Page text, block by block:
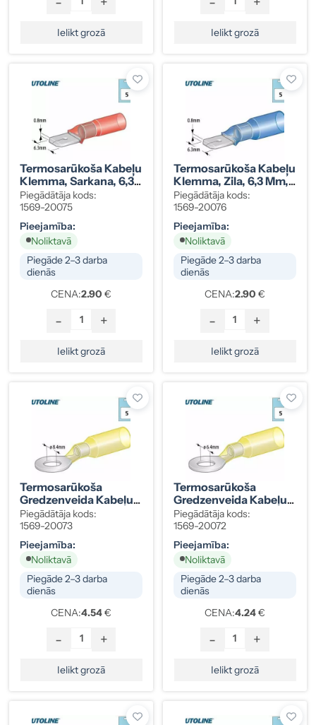
Ielikt grozā Ielikt grozā
Termosarūkoša Kabeļu
Klemma, Sarkana, 6,3
Mm, 0,5–1,5 Mm², 5
Gab.
Piegādātāja kods:
1569-20075
Pieejamība:
Noliktavā
Piegāde 2–3 darba
dienās
CENA:2.90 €
- +
Ielikt grozā
Termosarūkoša Kabeļu
Klemma, Zila, 6,3 Mm,
1,5–2,5 Mm², 5 Gab.
Piegādātāja kods:
1569-20076
Pieejamība:
Noliktavā
Piegāde 2–3 darba
dienās
CENA:2.90 €
- +
Ielikt grozā
Termosarūkoša
Gredzenveida Kabeļu
Klemma, Dzeltena,
Ø8,4 Mm (M8), 3,0–6,0
Mm², 5 Gab.
Piegādātāja kods:
1569-20073
Pieejamība:
Noliktavā
Piegāde 2–3 darba
dienās
CENA:4.54€
- +
Ielikt grozā
Termosarūkoša
Gredzenveida Kabeļu
Klemma, Dzeltena,
Ø6,4 Mm (M6), 3,0–6,0
Mm², 5 Gab.
Piegādātāja kods:
1569-20072
Pieejamība:
Noliktavā
Piegāde 2–3 darba
dienās
CENA:4.24€
- +
Ielikt grozā